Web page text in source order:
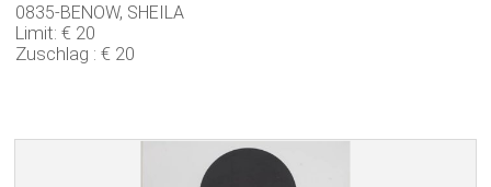
0835-BENOW, SHEILA
Limit: € 20
Zuschlag : € 20